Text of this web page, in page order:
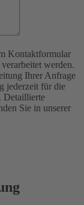
Kontaktformular
werden.
Ihrer Anfrage
jederzeit für die
Detaillierte
Sie in unserer